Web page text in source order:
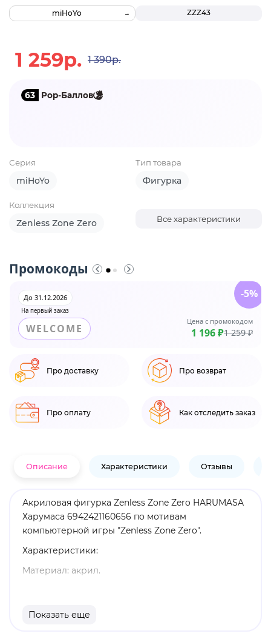
ZZZ43
miHoYo
1 259р. 1 390р.
63 Pop-Баллов
Серия
miHoYo
Тип товара
Фигурка
Коллекция
Zenless Zone Zero Все характеристики
Промокоды
На первый заказ
До 31.12.2026
WELCOME
Цена с промокодом
1 196 ₽1 259 ₽
-5%
Про доставку Про возврат
Про оплату Как отследить заказ
Описание Характеристики Отзывы
Акриловая фигурка Zenless Zone Zero HARUMASA
Харумаса 6942421160656 по мотивам
компьютерной игры "Zenless Zone Zero".
Характеристики:
Материал: акрил.
Оригинальный и официально лицензированный
Показать еще